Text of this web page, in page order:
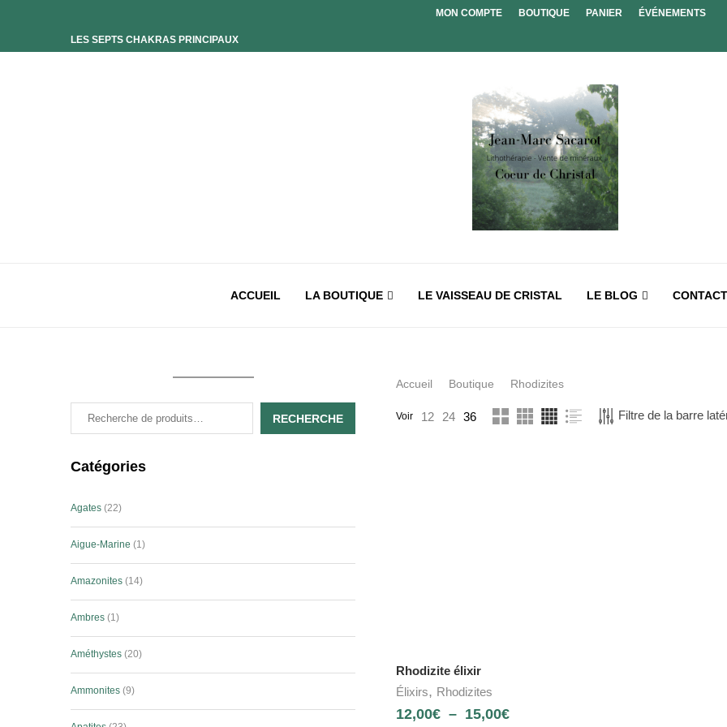
LES SEPTS CHAKRAS PRINCIPAUX
MON COMPTE BOUTIQUE PANIER ÉVÉNEMENTS
ACCUEIL LA BOUTIQUE LE VAISSEAU DE CRISTAL LE BLOG CONTACT
Accueil Boutique Rhodizites
Voir 12 24 36 Filtre de la barre
Rhodizite élixir
Élixirs, Rhodizites
12,00€ – 15,00€
RECHERCHE
Catégories
Agates 22
Aigue-Marine 1
Amazonites 14
Ambres 1
Améthystes 20
Ammonites 9